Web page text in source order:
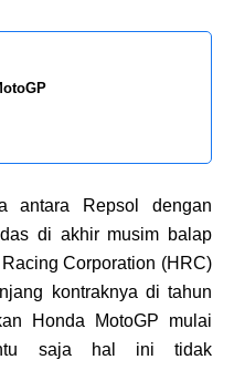
antara Repsol dengan
di akhir musim balap
Corporation (HRC)
kontraknya di tahun
Honda MotoGP mulai
saja hal ini tidak